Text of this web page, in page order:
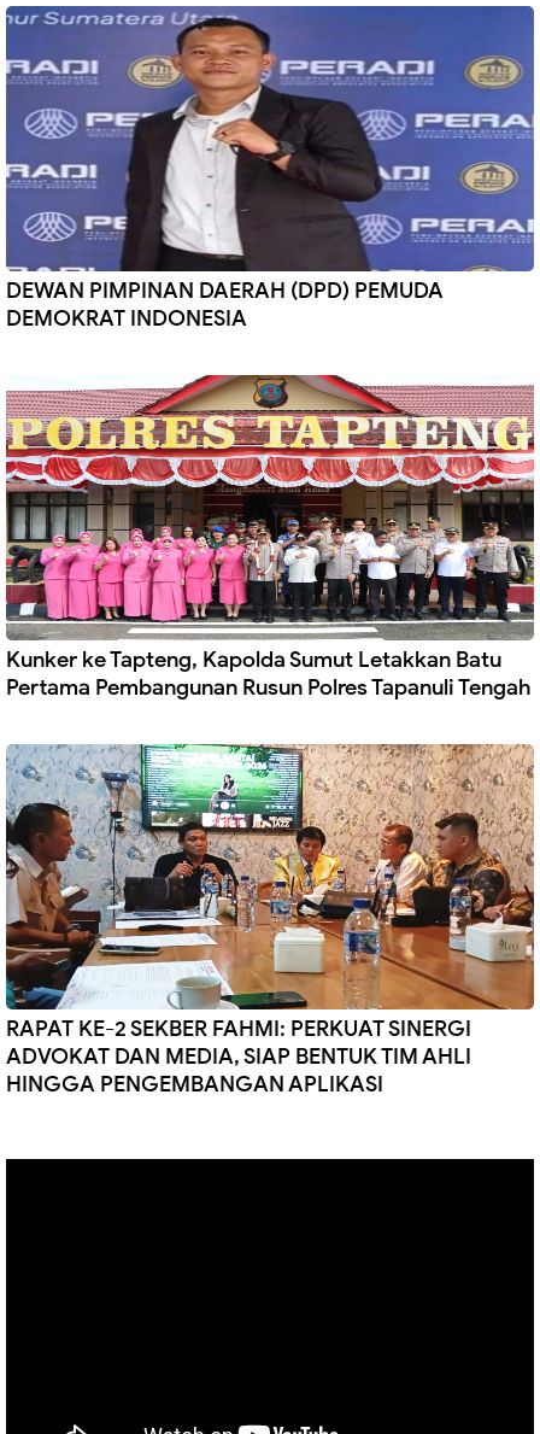
DEWAN PIMPINAN DAERAH (DPD) PEMUDA
DEMOKRAT INDONESIA
Kunker ke Tapteng, Kapolda Sumut Letakkan Batu
Pertama Pembangunan Rusun Polres Tapanuli Tengah
RAPAT KE-2 SEKBER FAHMI: PERKUAT SINERGI
ADVOKAT DAN MEDIA, SIAP BENTUK TIM AHLI
HINGGA PENGEMBANGAN APLIKASI